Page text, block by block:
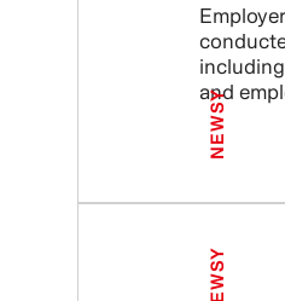
and
NEWSY
NEWSY